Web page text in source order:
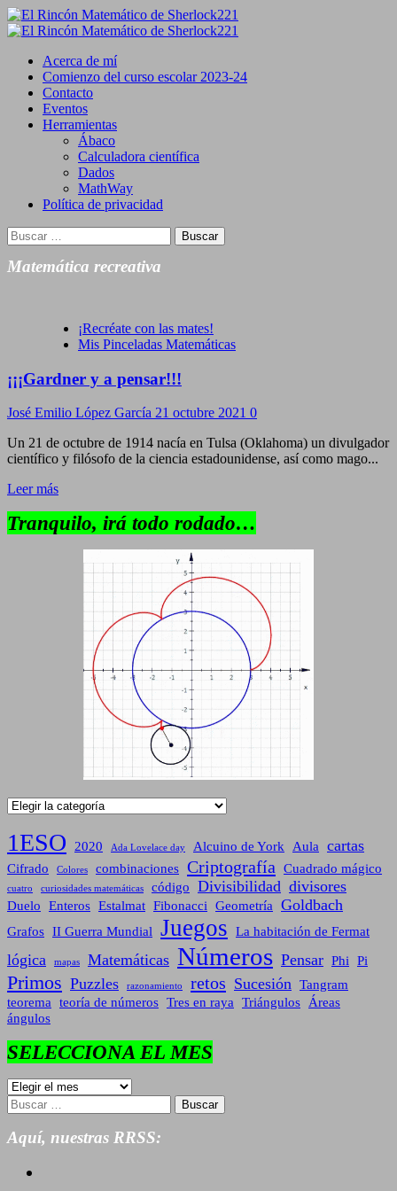
Saltar
al
Primary
Acerca de mí
Comienzo del curso escolar 2023-24
Contacto
Eventos
Herramientas
Ábaco
Calculadora científica
Dados
MathWay
Política de privacidad
Buscar:
Matemática recreativa
¡Recréate con las mates!
Mis Pinceladas Matemáticas
¡¡¡Gardner y a pensar!!!
José Emilio López García 21 octubre 2021 0
Un 21 de octubre de 1914 nacía en Tulsa (Oklahoma) un divulgador
científico y filósofo de la ciencia estadounidense, así como mago...
Leer más
Tranquilo, irá todo rodado…
Categorías
1ESO 2020 Ada Lovelace day Alcuino de York Aula cartas
Cifrado Colores combinaciones Criptografía Cuadrado mágico
cuatro curiosidades matemáticas código Divisibilidad divisores
Duelo Enteros Estalmat Fibonacci Geometría Goldbach
Grafos II Guerra Mundial Juegos La habitación de Fermat
lógica mapas Matemáticas Números Pensar Phi Pi
Primos Puzzles razonamiento retos Sucesión Tangram
teorema teoría de números Tres en raya Triángulos Áreas
ángulos
SELECCIONA EL MES
SELECCIONA
EL
MES
Buscar:
Aquí, nuestras RRSS: